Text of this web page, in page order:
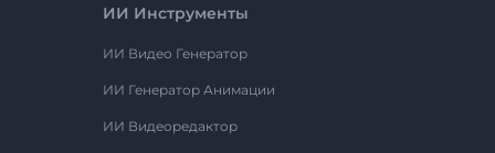
ИИ Инструменты
ИИ Видео Генератор
ИИ Генератор Анимации
ИИ Видеоредактор